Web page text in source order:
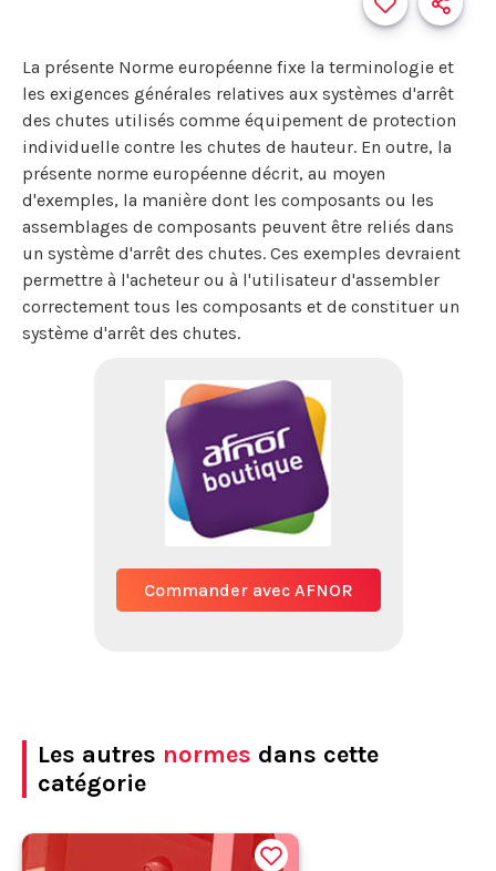
La présente Norme européenne fixe la terminologie et
les exigences générales relatives aux systèmes d'arrêt
des chutes utilisés comme équipement de protection
individuelle contre les chutes de hauteur. En outre, la
présente norme européenne décrit, au moyen
d'exemples, la manière dont les composants ou les
assemblages de composants peuvent être reliés dans
un système d'arrêt des chutes. Ces exemples devraient
permettre à l'acheteur ou à l'utilisateur d'assembler
correctement tous les composants et de constituer un
système d'arrêt des chutes.
Commander avec AFNOR
Les autres normes dans cette
catégorie